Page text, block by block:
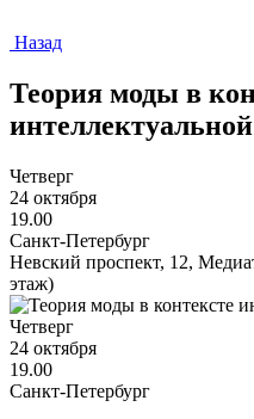
Назад
Теория моды в
Четверг
24 октября
19.00
Санкт-Петербург
Невский проспект, 12,
этаж)
Четверг
24 октября
19.00
Санкт-Петербург